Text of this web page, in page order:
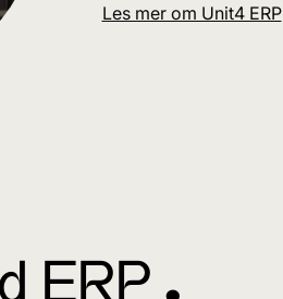
Les mer om Unit4 ERP
ERP ^